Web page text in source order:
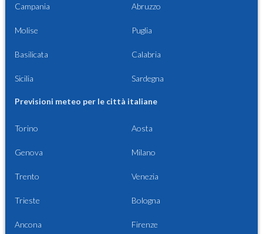
Campania Abruzzo
Molise Puglia
Basilicata Calabria
Sicilia Sardegna
Previsioni meteo per le città italiane
Torino Aosta
Genova Milano
Trento Venezia
Trieste Bologna
Ancona Firenze